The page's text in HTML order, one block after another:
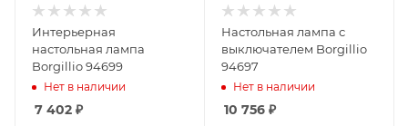
Интерьерная
настольная лампа
Borgillio 94699
Нет в наличии
7 402 ₽
Настольная лампа с
выключателем Borgillio
94697
Нет в наличии
10 756 ₽